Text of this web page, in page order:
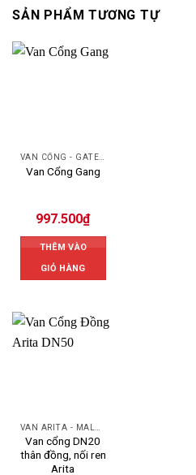
SẢN PHẨM TƯƠNG TỰ
Van Cổng Gang
997.500₫
THÊM VÀO
GIỎ HÀNG
Van cổng DN20
thân đồng, nối ren
Arita